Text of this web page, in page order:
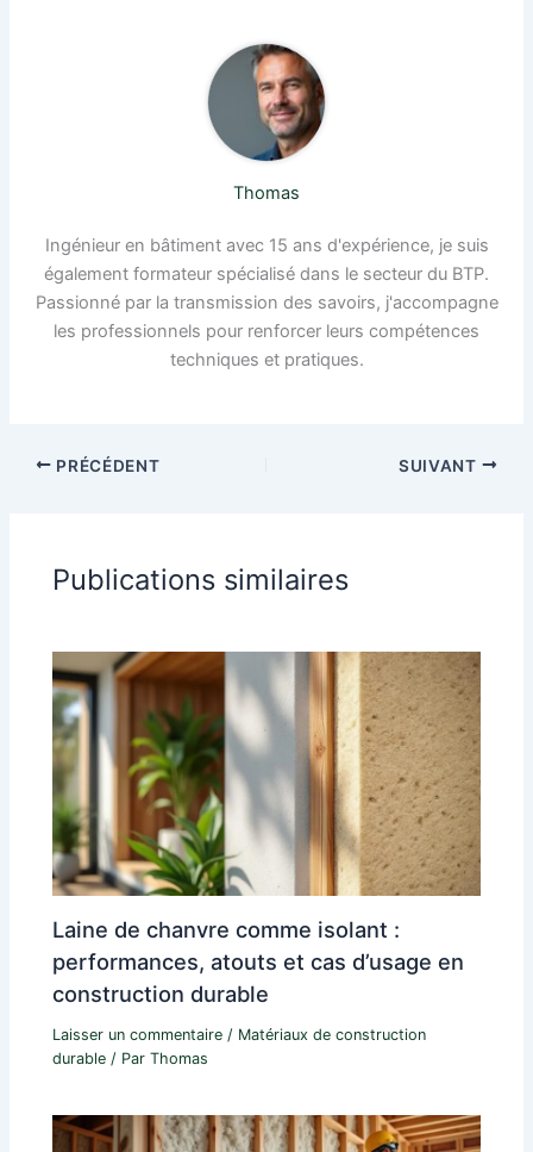
Thomas
Ingénieur en bâtiment avec 15 ans d'expérience, je suis
également formateur spécialisé dans le secteur du BTP.
Passionné par la transmission des savoirs, j'accompagne
les professionnels pour renforcer leurs compétences
techniques et pratiques.
PRÉCÉDENT SUIVANT
Publications similaires
Laine de chanvre comme isolant :
performances, atouts et cas d’usage en
construction durable
Laisser un commentaire / Matériaux de construction
durable / ParThomas